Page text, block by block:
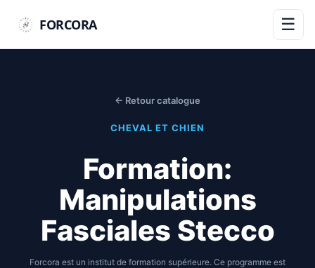
FORCORA ☰
← Retour catalogue
CHEVAL ET CHIEN
Formation:
Manipulations
Fasciales Stecco
Forcora est un institut de formation supérieure. Ce programme est